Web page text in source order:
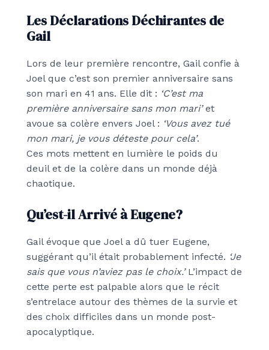
Les Déclarations Déchirantes de
Gail
Lors de leur première rencontre, Gail confie à
Joel que c’est son premier anniversaire sans
son mari en 41 ans. Elle dit : ‘C’est ma
première anniversaire sans mon mari’et
avoue sa colère envers Joel : ‘Vous avez tué
mon mari, je vous déteste pour cela’.
Ces mots mettent en lumière le poids du
deuil et de la colère dans un monde déjà
chaotique.
Qu’est-il Arrivé à Eugene?
Gail évoque que Joel a dû tuer Eugene,
suggérant qu’il était probablement infecté. ‘Je
sais que vous n’aviez pas le choix.’L’impact de
cette perte est palpable alors que le récit
s’entrelace autour des thèmes de la survie et
des choix difficiles dans un monde post-
apocalyptique.